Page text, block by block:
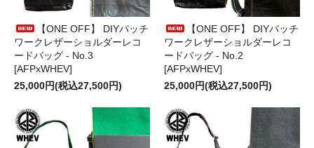
【ONE OFF】 DIYパッチ
ワークレザーショルダーレコ
ードバッグ - No.3
[AFPxWHEV]
25,000円(税込27,500円)
【ONE OFF】 DIYパッチ
ワークレザーショルダーレコ
ードバッグ - No.2
[AFPxWHEV]
25,000円(税込27,500円)